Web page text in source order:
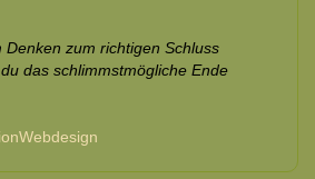
Denken zum richtigen Schluss
das schlimmstmögliche Ende